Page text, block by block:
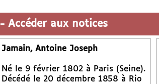
- Accéder aux notices
Jamain, Antoine Joseph
Né le 9 février 1802 à Paris (Seine).
Décédé le 20 décembre 1858 à Rio